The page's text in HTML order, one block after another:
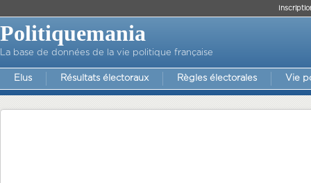
Politiquemania
La base de données de la vie politique française
Elus Résultats électoraux Règles électorales Vie